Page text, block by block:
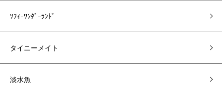
ｿﾌｨｰﾜﾝﾀﾞｰﾗﾝﾄﾞ
タイニーメイト
淡水魚